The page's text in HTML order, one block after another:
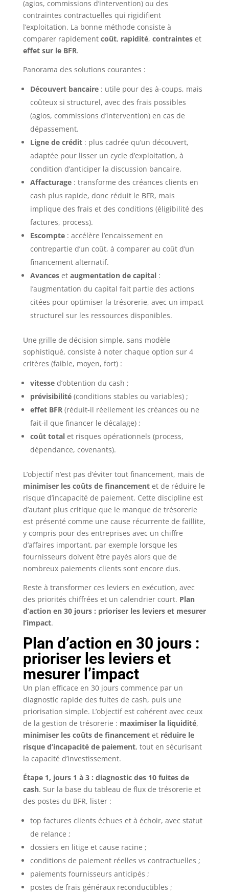
(agios, commissions d’intervention) ou des
contraintes contractuelles qui rigidifient
l’exploitation. La bonne méthode consiste à
comparer rapidement coût, rapidité, contrainteset
effet sur le BFR.
Panorama des solutions courantes :
Découvert bancaire: utile pour des à-coups, mais
coûteux si structurel, avec des frais possibles
(agios, commissions d’intervention) en cas de
dépassement.
Ligne de crédit: plus cadrée qu’un découvert,
adaptée pour lisser un cycle d’exploitation, à
condition d’anticiper la discussion bancaire.
Affacturage: transforme des créances clients en
cash plus rapide, donc réduit le BFR, mais
implique des frais et des conditions (éligibilité des
factures, process).
Escompte: accélère l’encaissement en
contrepartie d’un coût, à comparer au coût d’un
financement alternatif.
Avanceset augmentation de capital:
l’augmentation du capital fait partie des actions
citées pour optimiser la trésorerie, avec un impact
structurel sur les ressources disponibles.
Une grille de décision simple, sans modèle
sophistiqué, consiste à noter chaque option sur 4
critères (faible, moyen, fort) :
vitessed’obtention du cash ;
prévisibilité(conditions stables ou variables) ;
effet BFR(réduit-il réellement les créances ou ne
fait-il que financer le décalage) ;
coût totalet risques opérationnels (process,
dépendance, covenants).
L’objectif n’est pas d’éviter tout financement, mais de
minimiser les coûts de financementet de réduire le
risque d’incapacité de paiement. Cette discipline est
d’autant plus critique que le manque de trésorerie
est présenté comme une cause récurrente de faillite,
y compris pour des entreprises avec un chiffre
d’affaires important, par exemple lorsque les
fournisseurs doivent être payés alors que de
nombreux paiements clients sont encore dus.
Reste à transformer ces leviers en exécution, avec
des priorités chiffrées et un calendrier court. Plan
d’action en 30 jours : prioriser les leviers et mesurer
l’impact.
Plan d’action en 30 jours :
prioriser les leviers et
mesurer l’impact
Un plan efficace en 30 jours commence par un
diagnostic rapide des fuites de cash, puis une
priorisation simple. L’objectif est cohérent avec ceux
de la gestion de trésorerie : maximiser la liquidité,
minimiser les coûts de financementet réduire le
risque d’incapacité de paiement, tout en sécurisant
la capacité d’investissement.
Étape 1, jours 1 à 3 : diagnostic des 10 fuites de
cash. Sur la base du tableau de flux de trésorerie et
des postes du BFR, lister :
top factures clients échues et à échoir, avec statut
de relance ;
dossiers en litige et cause racine ;
conditions de paiement réelles vs contractuelles ;
paiements fournisseurs anticipés ;
postes de frais généraux reconductibles ;